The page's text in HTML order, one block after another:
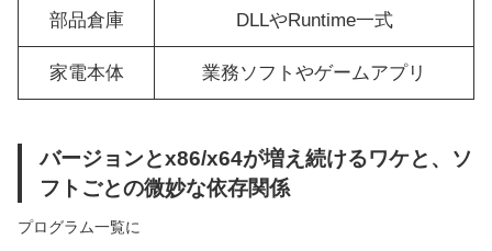
部品倉庫 DLLやRuntime一式
家電本体 業務ソフトやゲームアプリ
バージョンとx86/x64が増え続けるワケと、ソ
フトごとの微妙な依存関係
プログラム一覧に